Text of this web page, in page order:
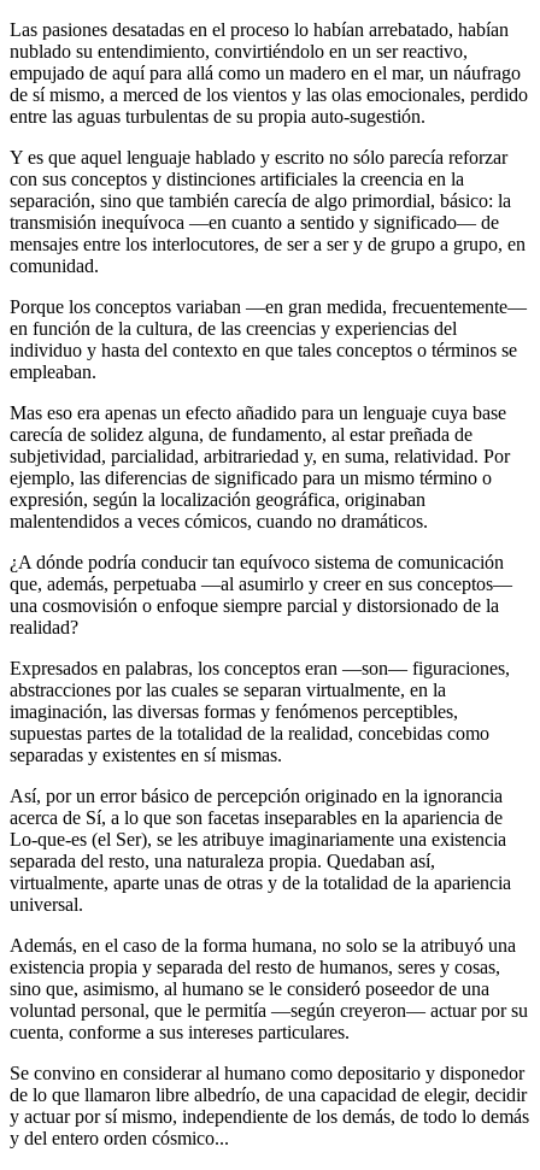
Las pasiones desatadas en el proceso lo habían arrebatado, habían
nublado su entendimiento, convirtiéndolo en un ser reactivo,
empujado de aquí para allá como un madero en el mar, un náufrago
de sí mismo, a merced de los vientos y las olas emocionales, perdido
entre las aguas turbulentas de su propia auto-sugestión.
Y es que aquel lenguaje hablado y escrito no sólo parecía reforzar
con sus conceptos y distinciones artificiales la creencia en la
separación, sino que también carecía de algo primordial, básico: la
transmisión inequívoca ―en cuanto a sentido y significado― de
mensajes entre los interlocutores, de ser a ser y de grupo a grupo, en
comunidad.
Porque los conceptos variaban ―en gran medida, frecuentemente―
en función de la cultura, de las creencias y experiencias del
individuo y hasta del contexto en que tales conceptos o términos se
empleaban.
Mas eso era apenas un efecto añadido para un lenguaje cuya base
carecía de solidez alguna, de fundamento, al estar preñada de
subjetividad, parcialidad, arbitrariedad y, en suma, relatividad. Por
ejemplo, las diferencias de significado para un mismo término o
expresión, según la localización geográfica, originaban
malentendidos a veces cómicos, cuando no dramáticos.
¿A dónde podría conducir tan equívoco sistema de comunicación
que, además, perpetuaba ―al asumirlo y creer en sus conceptos―
una cosmovisión o enfoque siempre parcial y distorsionado de la
realidad?
Expresados en palabras, los conceptos eran ―son― figuraciones,
abstracciones por las cuales se separan virtualmente, en la
imaginación, las diversas formas y fenómenos perceptibles,
supuestas partes de la totalidad de la realidad, concebidas como
separadas y existentes en sí mismas.
Así, por un error básico de percepción originado en la ignorancia
acerca de Sí, a lo que son facetas inseparables en la apariencia de
Lo-que-es (el Ser), se les atribuye imaginariamente una existencia
separada del resto, una naturaleza propia. Quedaban así,
virtualmente, aparte unas de otras y de la totalidad de la apariencia
universal.
Además, en el caso de la forma humana, no solo se la atribuyó una
existencia propia y separada del resto de humanos, seres y cosas,
sino que, asimismo, al humano se le consideró poseedor de una
voluntad personal, que le permitía ―según creyeron― actuar por su
cuenta, conforme a sus intereses particulares.
Se convino en considerar al humano como depositario y disponedor
de lo que llamaron libre albedrío, de una capacidad de elegir, decidir
y actuar por sí mismo, independiente de los demás, de todo lo demás
y del entero orden cósmico...